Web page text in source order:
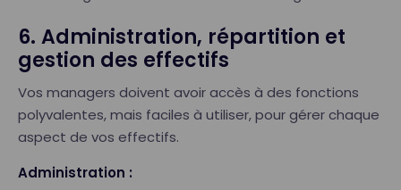
6. Administration, répartition et
gestion des effectifs
Vos managers doivent avoir accès à des fonctions
polyvalentes, mais faciles à utiliser, pour gérer chaque
aspect de vos effectifs.
Administration :